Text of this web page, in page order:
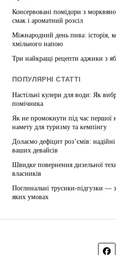
Консервовані помідори з
смак і ароматний розсіл
Міжнародний день пива: історія,
хмільного напою
Три найкращі рецепти аджики з
ПОПУЛЯРНІ СТАТТІ
Настільні кулери для води: Як
помічника
Як не промокнути під час першої
намету для туризму та кемпінгу
Долаємо дефіцит роз’ємів:
ваших девайсів
Швидке повернення дизельної
власників
Поглинальні трусики-підгузки —
яких умовах